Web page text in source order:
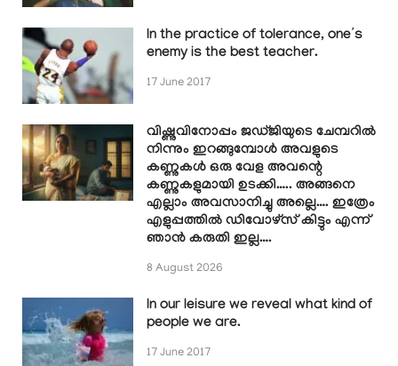
In the practice of tolerance, one’s
enemy is the best teacher.
17 June 2017
വിഷ്ണുവിനോപ്പം ജഡ്ജിയുടെ ചേമ്പറിൽ
നിന്നും ഇറങ്ങുമ്പോൾ അവളുടെ
കണ്ണുകൾ ഒരു വേള അവന്റെ
കണ്ണുകളുമായി ഉടക്കി….. അങ്ങനെ
എല്ലാം അവസാനിച്ചു അല്ലെ…. ഇത്രേം
എളുപ്പത്തിൽ ഡിവോഴ്സ് കിട്ടും എന്ന്
ഞാൻ കരുതി ഇല്ല….
8 August 2026
In our leisure we reveal what kind of
people we are.
17 June 2017